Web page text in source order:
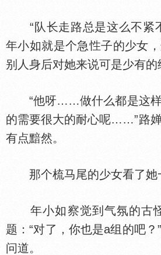
“队长走路总是这么不紧
年小如就是个急
子的少女
别人身后对她来说可是少有的
“他呀……做什么都是这样
的需要很大的耐心呢……”路
有点黯然。
那个梳马尾的少女看了她
年小如察觉到气氛的古
题：“对了，你也是a组的吧
问道。